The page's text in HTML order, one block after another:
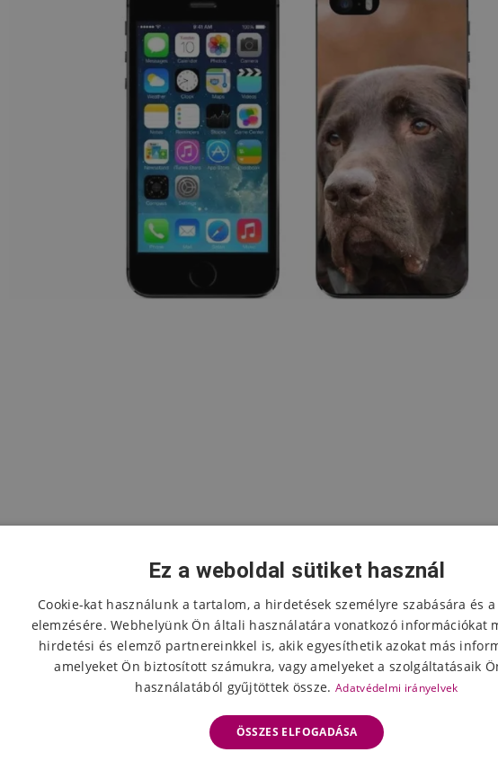
A termék értékelése
Válassza ki a csillagok számát
Ez a weboldal sütiket használ
Cookie-kat használunk a tartalom, a hirdetések személyre szabására és
elemzésére. Webhelyünk Ön általi használatára vonatkozó információkat
hirdetési és elemző partnereinkkel is, akik egyesíthetik azokat más
amelyeket Ön biztosított számukra, vagy amelyeket a szolgáltatásaik
használatából gyűjtöttek össze. Adatvédelmi irányelvek
ÖSSZES ELFOGADÁSA